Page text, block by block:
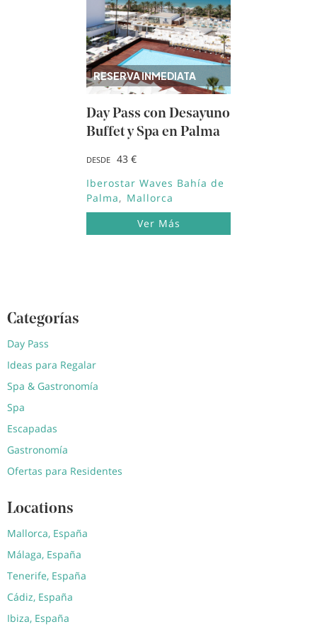
RESERVA INMEDIATA
Day Pass con Desayuno
Buffet y Spa en Palma
DESDE
43 €
Iberostar Waves Bahía de
Palma
Mallorca
Ver Más
Categorías
Day Pass
Ideas para Regalar
Spa & Gastronomía
Spa
Escapadas
Gastronomía
Ofertas para Residentes
Locations
Mallorca, España
Málaga, España
Tenerife, España
Cádiz, España
Ibiza, España